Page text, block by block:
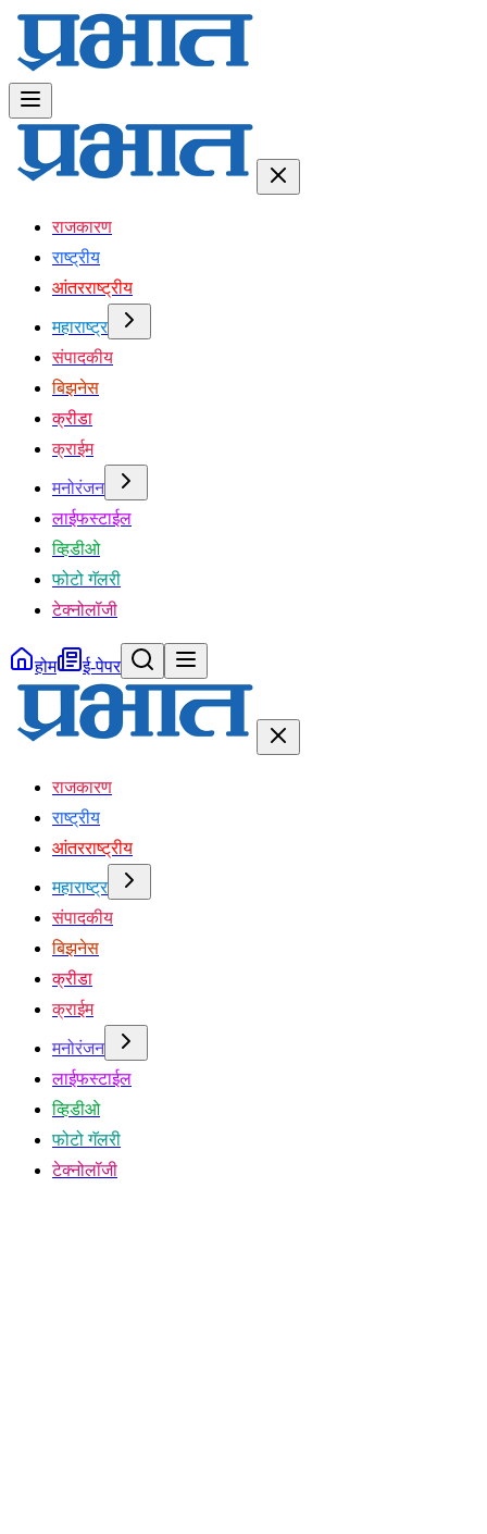
राजकारण
राष्ट्रीय
आंतरराष्ट्रीय
महाराष्ट्र
संपादकीय
बिझनेस
क्रीडा
क्राईम
मनोरंजन
लाईफस्टाईल
व्हिडीओ
फोटो गॅलरी
टेक्नोलॉजी
होम ई-पेपर
राजकारण
राष्ट्रीय
आंतरराष्ट्रीय
महाराष्ट्र
संपादकीय
बिझनेस
क्रीडा
क्राईम
मनोरंजन
लाईफस्टाईल
व्हिडीओ
फोटो गॅलरी
टेक्नोलॉजी